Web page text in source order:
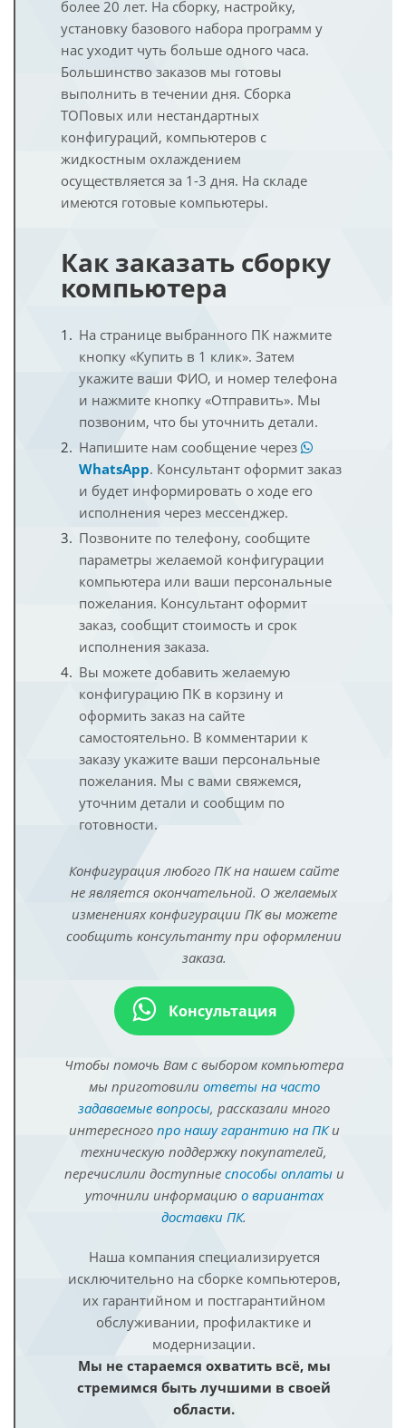
более 20 лет. На сборку, настройку,
установку базового набора программ у
нас уходит чуть больше одного часа.
Большинство заказов мы готовы
выполнить в течении дня. Сборка
ТОПовых или нестандартных
конфигураций, компьютеров с
жидкостным охлаждением
осуществляется за 1-3 дня. На складе
имеются готовые компьютеры.
Как заказать сборку
компьютера
На странице выбранного ПК нажмите
кнопку «Купить в 1 клик». Затем
укажите ваши ФИО, и номер телефона
и нажмите кнопку «Отправить». Мы
позвоним, что бы уточнить детали.
Напишите нам сообщение через
WhatsApp. Консультант оформит заказ
и будет информировать о ходе его
исполнения через мессенджер.
Позвоните по телефону, сообщите
параметры желаемой конфигурации
компьютера или ваши персональные
пожелания. Консультант оформит
заказ, сообщит стоимость и срок
исполнения заказа.
Вы можете добавить желаемую
конфигурацию ПК в корзину и
оформить заказ на сайте
самостоятельно. В комментарии к
заказу укажите ваши персональные
пожелания. Мы с вами свяжемся,
уточним детали и сообщим по
готовности.
Конфигурация любого ПК на нашем сайте
не является окончательной. О желаемых
изменениях конфигурации ПК вы можете
сообщить консультанту при оформлении
заказа.
Консультация
Чтобы помочь Вам с выбором компьютера
мы приготовили ответы на часто
задаваемые вопросы, рассказали много
интересного про нашу гарантию на ПКи
техническую поддержку покупателей,
перечислили доступные способы оплатыи
уточнили информацию о вариантах
доставки ПК.
Наша компания специализируется
исключительно на сборке компьютеров,
их гарантийном и постгарантийном
обслуживании, профилактике и
модернизации.
Мы не стараемся охватить всё, мы
стремимся быть лучшими в своей
области.